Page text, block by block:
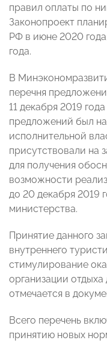
правил оплаты по
Законопроект
РФ в июне 2020
года.
В
перечня
11 декабря 2019
предложений был
исполнительной
присутствовали на
для получения
возможности
до 20 декабря 2019
министерства.
Принятие данного
внутреннего
стимулирование
организации
отмечается в
Всего перечень
принятию новых